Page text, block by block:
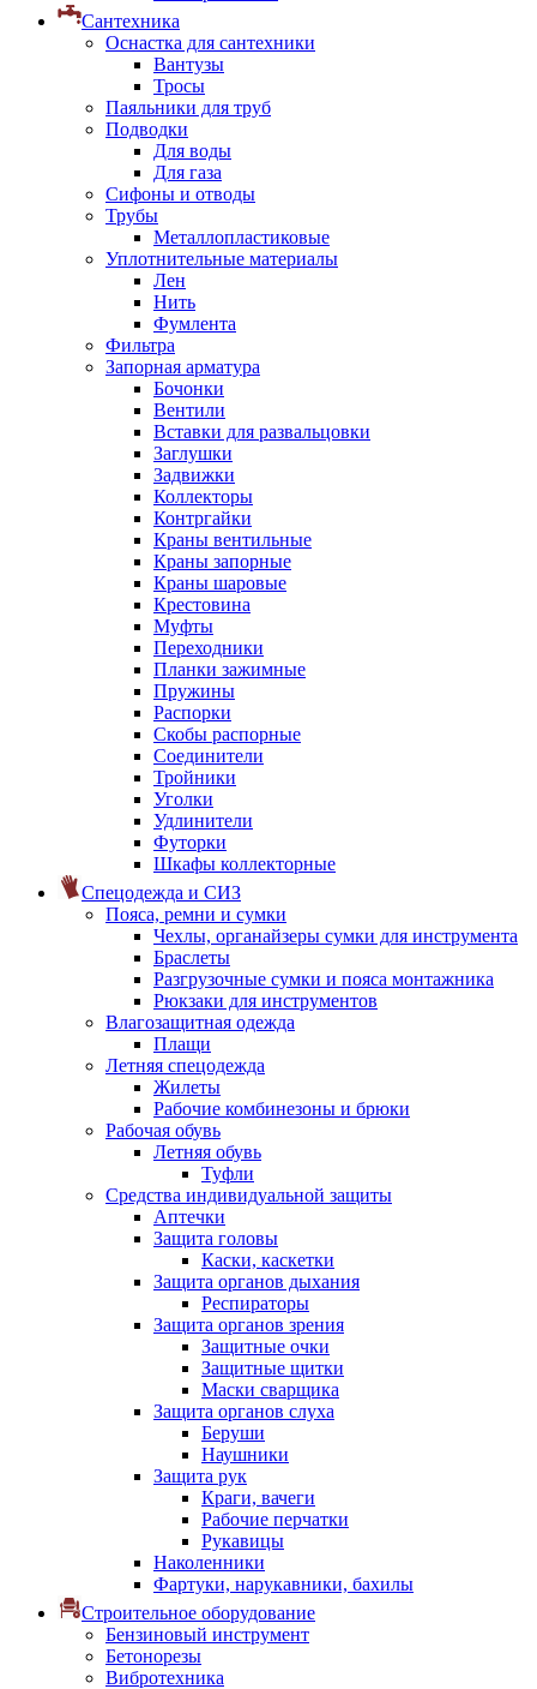
Сантехника
Оснастка для сантехники
Вантузы
Тросы
Паяльники для труб
Подводки
Для воды
Для газа
Сифоны и отводы
Трубы
Металлопластиковые
Уплотнительные материалы
Лен
Нить
Фумлента
Фильтра
Запорная арматура
Бочонки
Вентили
Вставки для развальцовки
Заглушки
Задвижки
Коллекторы
Контргайки
Краны вентильные
Краны запорные
Краны шаровые
Крестовина
Муфты
Переходники
Планки зажимные
Пружины
Распорки
Скобы распорные
Соединители
Тройники
Уголки
Удлинители
Футорки
Шкафы коллекторные
Спецодежда и СИЗ
Пояса, ремни и сумки
Чехлы, органайзеры сумки для инструмента
Браслеты
Разгрузочные сумки и пояса монтажника
Рюкзаки для инструментов
Влагозащитная одежда
Плащи
Летняя спецодежда
Жилеты
Рабочие комбинезоны и брюки
Рабочая обувь
Летняя обувь
Туфли
Средства индивидуальной защиты
Аптечки
Защита головы
Каски, каскетки
Защита органов дыхания
Респираторы
Защита органов зрения
Защитные очки
Защитные щитки
Маски сварщика
Защита органов слуха
Беруши
Наушники
Защита рук
Краги, вачеги
Рабочие перчатки
Рукавицы
Наколенники
Фартуки, нарукавники, бахилы
Строительное оборудование
Бензиновый инструмент
Бетонорезы
Вибротехника